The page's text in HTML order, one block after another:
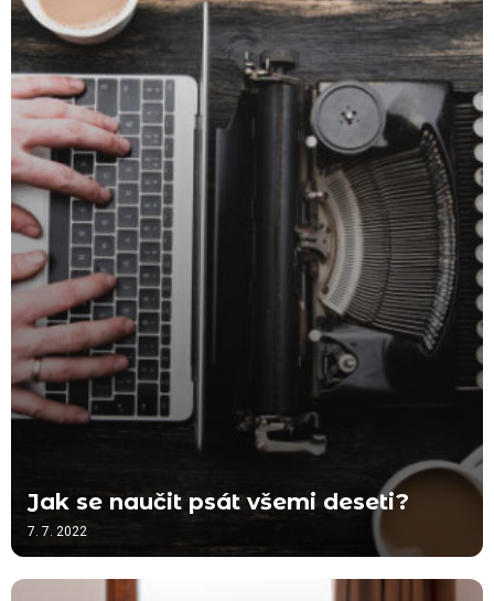
Jak se naučit psát všemi deseti?
7. 7. 2022